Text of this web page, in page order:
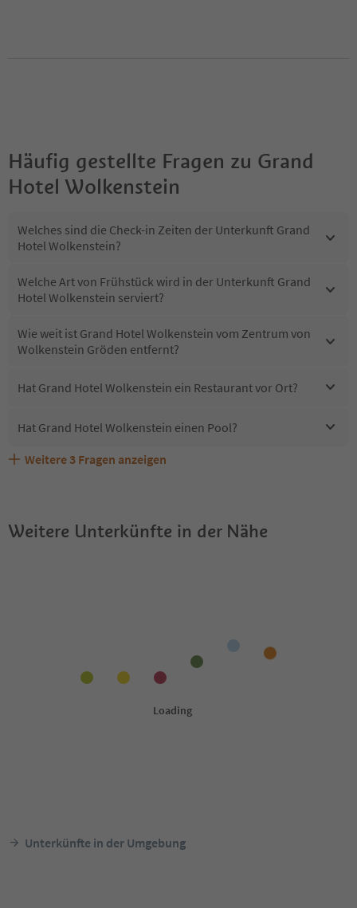
Häufig gestellte Fragen zu Grand
Hotel Wolkenstein
Welches sind die Check-in Zeiten der Unterkunft Grand
Hotel Wolkenstein?
Welche Art von Frühstück wird in der Unterkunft Grand
Hotel Wolkenstein serviert?
Wie weit ist Grand Hotel Wolkenstein vom Zentrum von
Wolkenstein Gröden entfernt?
Hat Grand Hotel Wolkenstein ein Restaurant vor Ort?
Hat Grand Hotel Wolkenstein einen Pool?
Sind Haustiere in der Unterkunft Grand Hotel
Welche Services bietet Grand Hotel Wolkenstein?
Erhalten die Gäste von Grand Hotel Wolkenstein einen
Weitere 3 Fragen anzeigen
Weitere Unterkünfte in der Nähe
Unterkünfte in der Umgebung